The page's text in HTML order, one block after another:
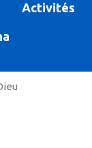
Activités